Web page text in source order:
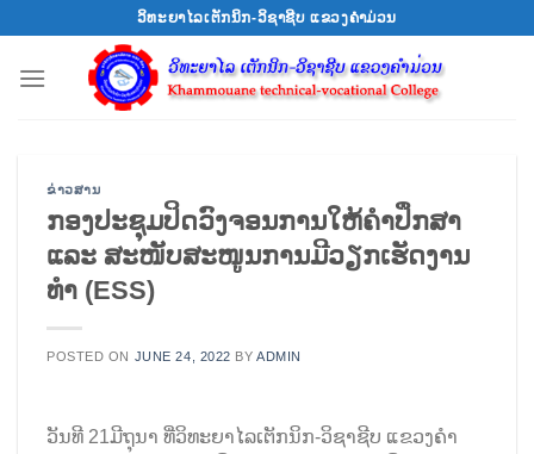
content
ວິທະຍາໄລເຕັກນິກ-ວິຊາຊີບ ແຂວງຄຳມ່ວນ
ຂ່າວສານ
ກອງປະຊຸມປິດວົງຈອນການໃຫ້ຄໍາປຶກສາ
ແລະ ສະໜັບສະໜູນການມີວຽກເຮັດງານ
ທໍາ (ESS)
POSTED ON JUNE 24, 2022 BYADMIN
ວັນທີ 21ມີຖຸນາ ທີ່ວິທະຍາໄລເຕັກນິກ-ວິຊາຊີບ ແຂວງຄໍາ